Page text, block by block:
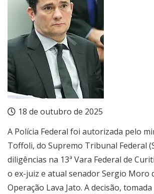
18 de outubro de 2025
A Polícia Federal foi autorizada pelo
Toffoli, do Supremo Tribunal Federal
diligências na 13ª Vara Federal de
o ex-juiz e atual senador Sergio Moro
Operação Lava Jato. A decisão,